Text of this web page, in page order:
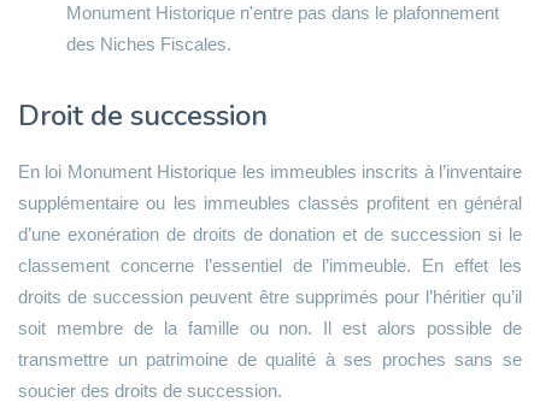
Monument Historique n'entre pas dans le plafonnement
des Niches Fiscales.
Droit de succession
En loi Monument Historique les immeubles inscrits à l’inventaire
supplémentaire ou les immeubles classés profitent en général
d’une exonération de droits de donation et de succession si le
classement concerne l’essentiel de l’immeuble. En effet les
droits de succession peuvent être supprimés pour l’héritier qu’il
soit membre de la famille ou non. Il est alors possible de
transmettre un patrimoine de qualité à ses proches sans se
soucier des droits de succession.